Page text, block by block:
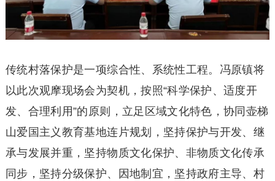
传统村落保护是一项综合性、系统性工程。冯原镇将
以此次观摩现场会为契机，按照“科学保护、适度开
发、合理利用”的原则，立足区域文化特色，协同壶梯
山爱国主义教育基地连片规划，坚持保护与开发、继
承与发展并重，坚持物质文化保护、非物质文化传承
同步，坚持分级保护、因地制宜，坚持政府主导、村